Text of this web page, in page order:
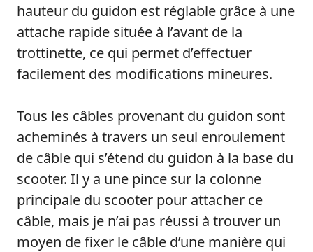
hauteur du guidon est réglable grâce à une
attache rapide située à l’avant de la
trottinette, ce qui permet d’effectuer
facilement des modifications mineures.
Tous les câbles provenant du guidon sont
acheminés à travers un seul enroulement
de câble qui s’étend du guidon à la base du
scooter. Il y a une pince sur la colonne
principale du scooter pour attacher ce
câble, mais je n’ai pas réussi à trouver un
moyen de fixer le câble d’une manière qui